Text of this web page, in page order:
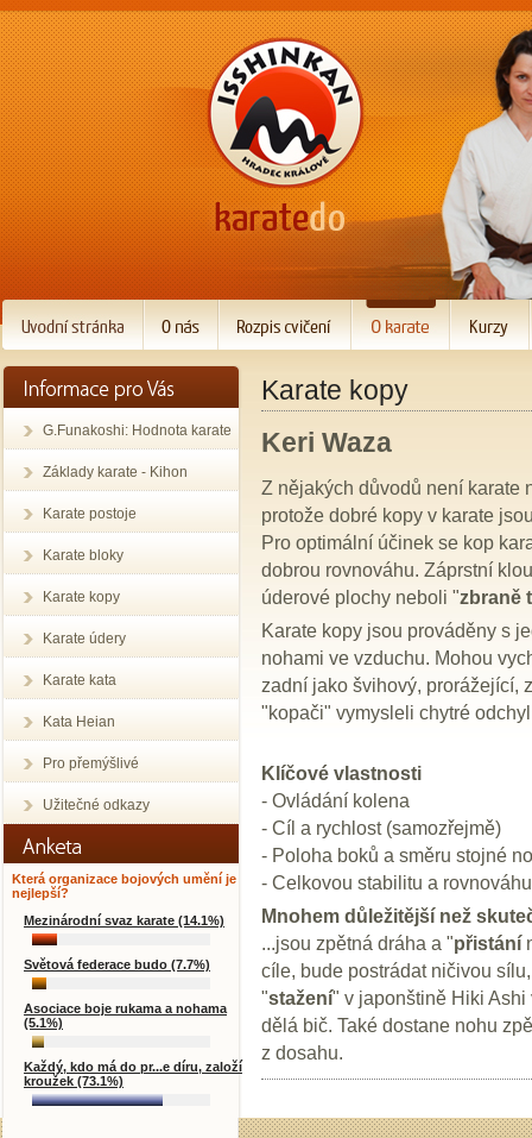
G.Funakoshi: Hodnota karate
Základy karate - Kihon
Karate postoje
Karate bloky
Karate kopy
Karate údery
Karate kata
Kata Heian
Pro přemýšlivé
Užitečné odkazy
Která organizace bojových umění je
nejlepší?
Mezinárodní svaz karate (14.1%)
Světová federace budo (7.7%)
Asociace boje rukama a nohama
(5.1%)
Každý, kdo má do pr...e díru, založí
kroužek (73.1%)
Karate kopy
Keri Waza
Z nějakých důvodů není karate
protože dobré kopy v karate
Pro optimální účinek se kop
dobrou rovnováhu. Záprstní
úderové plochy neboli "zbraně
Karate kopy jsou prováděny s
nohami ve vzduchu. Mohou
zadní jako švihový, prorážející,
"kopači" vymysleli chytré
Klíčové vlastnosti
- Ovládání kolena
- Cíl a rychlost (samozřejmě)
- Poloha boků a směru stojné
- Celkovou stabilitu a
Mnohem důležitější než
...jsou zpětná dráha a "přistání
cíle, bude postrádat ničivou
"stažení" v japonštině Hiki
dělá bič. Také dostane nohu
z dosahu.